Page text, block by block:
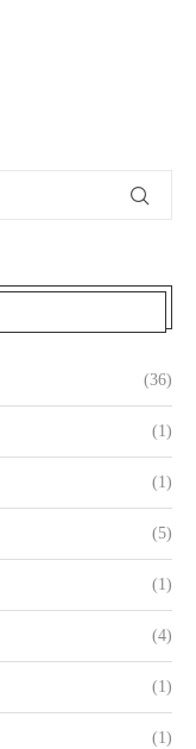
(36)
(1)
(1)
(5)
(1)
(4)
(1)
(1)